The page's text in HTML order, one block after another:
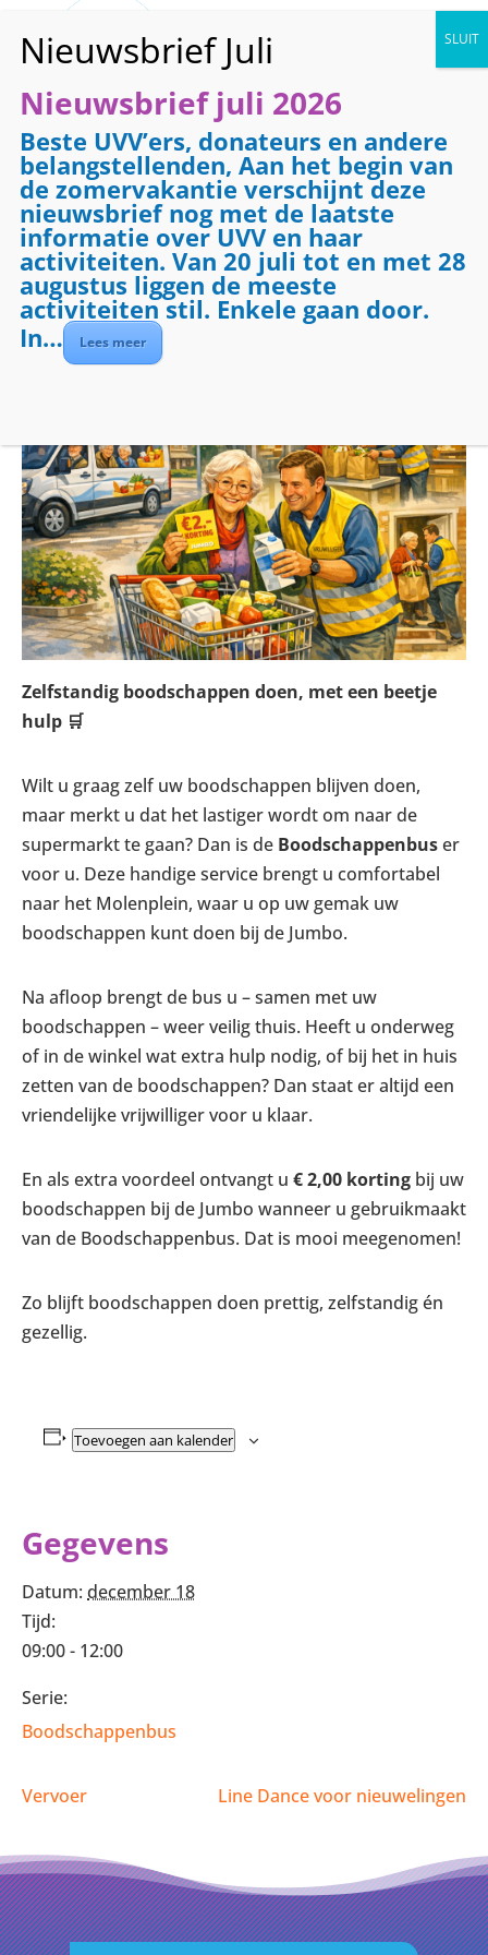
« Alle Evenementen
Evenementenreeks:Boodschappenbus
Boodschappenbus
ochtend
december 18 @ 09:00- 12:00
Zelfstandig boodschappen doen, met een beetje
hulp 🛒
Wilt u graag zelf uw boodschappen blijven doen,
maar merkt u dat het lastiger wordt om naar de
supermarkt te gaan? Dan is de Boodschappenbuser
voor u. Deze handige service brengt u comfortabel
naar het Molenplein, waar u op uw gemak uw
boodschappen kunt doen bij de Jumbo.
Na afloop brengt de bus u – samen met uw
boodschappen – weer veilig thuis. Heeft u onderweg
of in de winkel wat extra hulp nodig, of bij het in huis
zetten van de boodschappen? Dan staat er altijd een
vriendelijke vrijwilliger voor u klaar.
En als extra voordeel ontvangt u € 2,00 korting bij uw
boodschappen bij de Jumbo wanneer u gebruikmaakt
van de Boodschappenbus. Dat is mooi meegenomen!
Zo blijft boodschappen doen prettig, zelfstandig én
gezellig.
Toevoegen aan kalender
Gegevens
Datum: december 18
Tijd:
09:00 - 12:00
Serie:
Boodschappenbus
Vervoer Line Dance voor nieuwelingen
Nieuwsbrief juli 2026
Beste UVV’ers, donateurs en andere
belangstellenden, Aan het begin van
de zomervakantie verschijnt deze
nieuwsbrief nog met de laatste
informatie over UVV en haar
activiteiten. Van 20 juli tot en met 28
augustus liggen de meeste
activiteiten stil. Enkele gaan door.
In…
Lees meer